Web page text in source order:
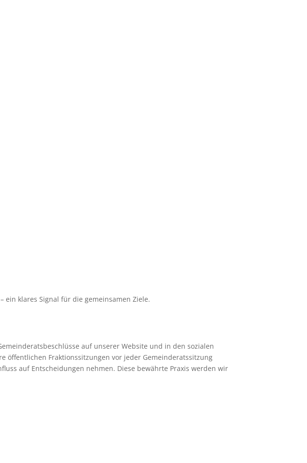
klares Signal für die gemeinsamen Ziele.
auf unserer Website und in den sozialen
öffentlichen Fraktionssitzungen vor jeder Gemeinderatssitzung
auf Entscheidungen nehmen. Diese bewährte Praxis werden wir